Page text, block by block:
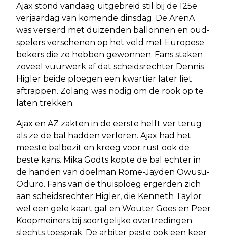
Ajax stond vandaag uitgebreid stil bij de 125e
verjaardag van komende dinsdag. De ArenA
was versierd met duizenden ballonnen en oud-
spelers verschenen op het veld met Europese
bekers die ze hebben gewonnen. Fans staken
zoveel vuurwerk af dat scheidsrechter Dennis
Higler beide ploegen een kwartier later liet
aftrappen. Zolang was nodig om de rook op te
laten trekken.
Ajax en AZ zakten in de eerste helft ver terug
als ze de bal hadden verloren. Ajax had het
meeste balbezit en kreeg voor rust ook de
beste kans. Mika Godts kopte de bal echter in
de handen van doelman Rome-Jayden Owusu-
Oduro. Fans van de thuisploeg ergerden zich
aan scheidsrechter Higler, die Kenneth Taylor
wel een gele kaart gaf en Wouter Goes en Peer
Koopmeiners bij soortgelijke overtredingen
slechts toesprak. De arbiter paste ook een keer